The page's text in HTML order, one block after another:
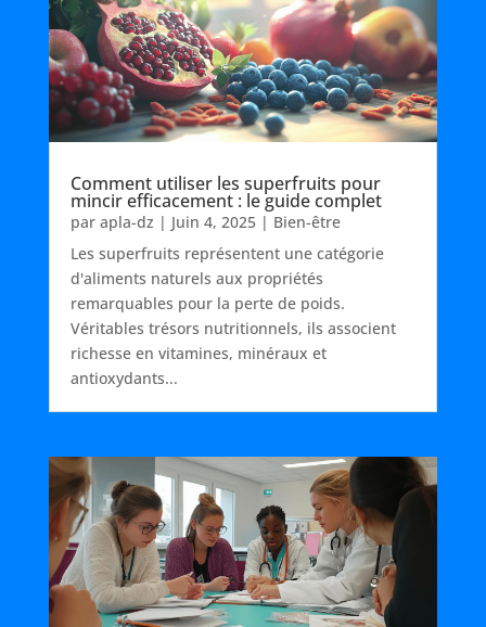
Comment utiliser les superfruits pour
mincir efficacement : le guide complet
par apla-dz | Juin 4, 2025| Bien-être
Les superfruits représentent une catégorie
d'aliments naturels aux propriétés
remarquables pour la perte de poids.
Véritables trésors nutritionnels, ils associent
richesse en vitamines, minéraux et
antioxydants...